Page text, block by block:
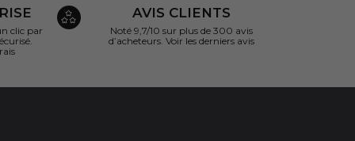
clic par
AVIS CLIENTS
Noté 9,7/10 sur plus de 300 avis
d’acheteurs.Voir les derniers avis